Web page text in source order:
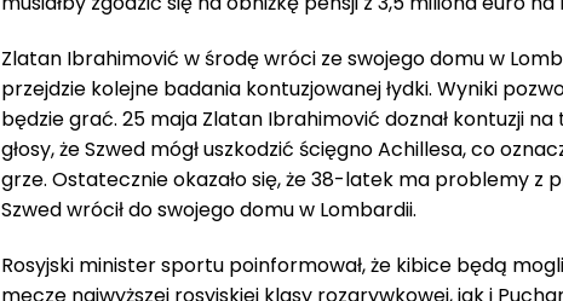
Zlatan Ibrahimović w środę wróci ze swojego domu w
przejdzie kolejne badania kontuzjowanej łydki. Wyniki
będzie grać. 25 maja Zlatan Ibrahimović doznał kontuzji na
głosy, że Szwed mógł uszkodzić ścięgno Achillesa, co
grze. Ostatecznie okazało się, że 38-latek ma problemy z
Szwed wrócił do swojego domu w Lombardii.
Rosyjski minister sportu poinformował, że kibice będą